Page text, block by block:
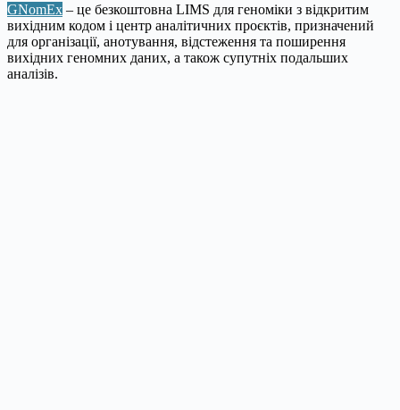
GNomEx – це безкоштовна LIMS для геноміки з відкритим
вихідним кодом і центр аналітичних проєктів, призначений
для організації, анотування, відстеження та поширення
вихідних геномних даних, а також супутніх подальших
аналізів.